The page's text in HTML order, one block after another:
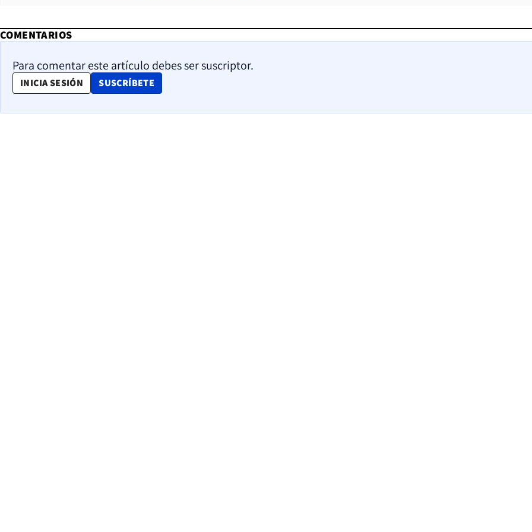
COMENTARIOS
Para comentar este artículo debes ser suscriptor.
INICIA SESIÓN SUSCRÍBETE
OPENS IN NEW WINDOW